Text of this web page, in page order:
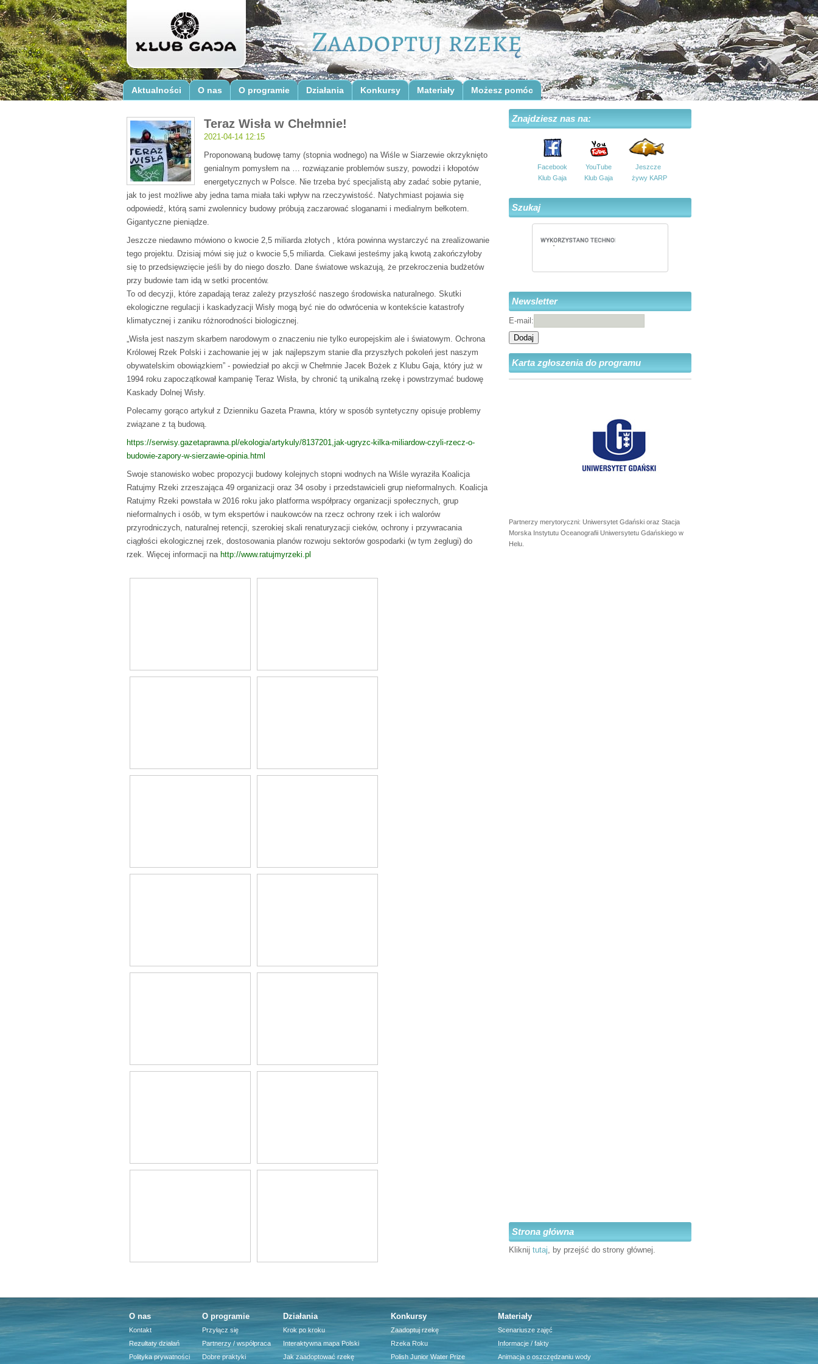
Aktualności O nas O programie Działania Konkursy Materiały Możesz pomóc
Teraz Wisła w Chełmnie!
2021-04-14 12:15
Proponowaną budowę tamy (stopnia wodnego) na Wiśle w Siarzewie okrzyknięto
genialnym pomysłem na … rozwiązanie problemów suszy, powodzi i kłopotów
energetycznych w Polsce. Nie trzeba być specjalistą aby zadać sobie pytanie,
jak to jest możliwe aby jedna tama miała taki wpływ na rzeczywistość. Natychmiast pojawia się
odpowiedź, którą sami zwolennicy budowy próbują zaczarować sloganami i medialnym bełkotem.
Gigantyczne pieniądze.
Jeszcze niedawno mówiono o kwocie 2,5 miliarda złotych , która powinna wystarczyć na zrealizowanie
tego projektu. Dzisiaj mówi się już o kwocie 5,5 miliarda. Ciekawi jesteśmy jaką kwotą zakończyłoby
się to przedsięwzięcie jeśli by do niego doszło. Dane światowe wskazują, że przekroczenia budżetów
przy budowie tam idą w setki procentów.
To od decyzji, które zapadają teraz zależy przyszłość naszego środowiska naturalnego. Skutki
ekologiczne regulacji i kaskadyzacji Wisły mogą być nie do odwrócenia w kontekście katastrofy
klimatycznej i zaniku różnorodności biologicznej.
„Wisła jest naszym skarbem narodowym o znaczeniu nie tylko europejskim ale i światowym. Ochrona
Królowej Rzek Polski i zachowanie jej w jak najlepszym stanie dla przyszłych pokoleń jest naszym
obywatelskim obowiązkiem” - powiedział po akcji w Chełmnie Jacek Bożek z Klubu Gaja, który już w
1994 roku zapoczątkował kampanię Teraz Wisła, by chronić tą unikalną rzekę i powstrzymać budowę
Kaskady Dolnej Wisły.
Polecamy gorąco artykuł z Dzienniku Gazeta Prawna, który w sposób syntetyczny opisuje problemy
związane z tą budową.
https://serwisy.gazetaprawna.pl/ekologia/artykuly/8137201,jak-ugryzc-kilka-miliardow-czyli-rzecz-o-
budowie-zapory-w-sierzawie-opinia.html
Swoje stanowisko wobec propozycji budowy kolejnych stopni wodnych na Wiśle wyraziła Koalicja
Ratujmy Rzeki zrzeszająca 49 organizacji oraz 34 osoby i przedstawicieli grup nieformalnych. Koalicja
Ratujmy Rzeki powstała w 2016 roku jako platforma współpracy organizacji społecznych, grup
nieformalnych i osób, w tym ekspertów i naukowców na rzecz ochrony rzek i ich walorów
przyrodniczych, naturalnej retencji, szerokiej skali renaturyzacji cieków, ochrony i przywracania
ciągłości ekologicznej rzek, dostosowania planów rozwoju sektorów gospodarki (w tym żeglugi) do
rzek. Więcej informacji na http://www.ratujmyrzeki.pl
Znajdziesz nas na:
Facebook
Klub Gaja
YouTube
Klub Gaja
Jeszcze
żywy KARP
Szukaj
Newsletter
E-mail:
Dodaj
Karta zgłoszenia do programu
Partnerzy merytoryczni: Uniwersytet Gdański oraz Stacja
Morska Instytutu Oceanografii Uniwersytetu Gdańskiego w
Helu.
Strona główna
Kliknij tutaj, by przejść do strony głównej.
O nas
Kontakt
Rezultaty działań
Polityka prywatności
O programie
Przyłącz się
Partnerzy / współpraca
Dobre praktyki
Działania
Krok po kroku
Interaktywna mapa Polski
Jak zaadoptować rzekę
Konkursy
Zaadoptuj rzekę
Rzeka Roku
Polish Junior Water Prize
Materiały
Scenariusze zajęć
Informacje / fakty
Animacja o oszczędzaniu wody